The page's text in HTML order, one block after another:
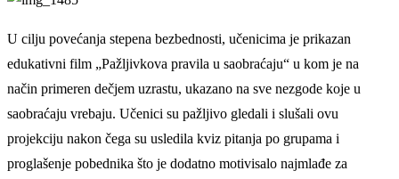
U cilju povećanja stepena bezbednosti, učenicima je prikazan
edukativni film „Pažljivkova pravila u saobraćaju“ u kom je na
način primeren dečjem uzrastu, ukazano na sve nezgode koje u
saobraćaju vrebaju. Učenici su pažljivo gledali i slušali ovu
projekciju nakon čega su usledila kviz pitanja po grupama i
proglašenje pobednika što je dodatno motivisalo najmlađe za